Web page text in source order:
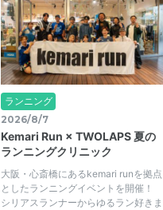
ランニング
2026/8/7
Kemari Run × TWOLAPS 夏の
ランニングクリニック
大阪・心斎橋にあるkemari runを拠点
としたランニングイベントを開催！
シリアスランナーからゆるラン好きま